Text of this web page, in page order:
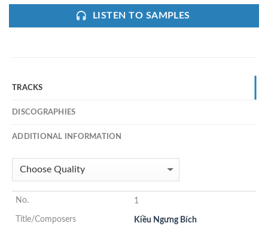
LISTEN TO SAMPLES
TRACKS
DISCOGRAPHIES
ADDITIONAL INFORMATION
1
Kiều Ngưng Bích